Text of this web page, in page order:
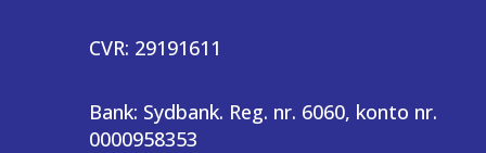
CVR: 29191611
Bank: Sydbank. Reg. nr. 6060, konto nr.
0000958353